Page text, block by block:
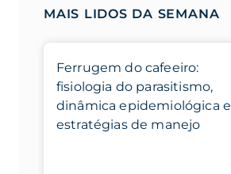
MAIS LIDOS DA SEMANA
Ferrugem do cafeeiro:
fisiologia do parasitismo,
dinâmica epidemiológica e
estratégias de manejo